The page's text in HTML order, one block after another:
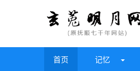
首页 记忆